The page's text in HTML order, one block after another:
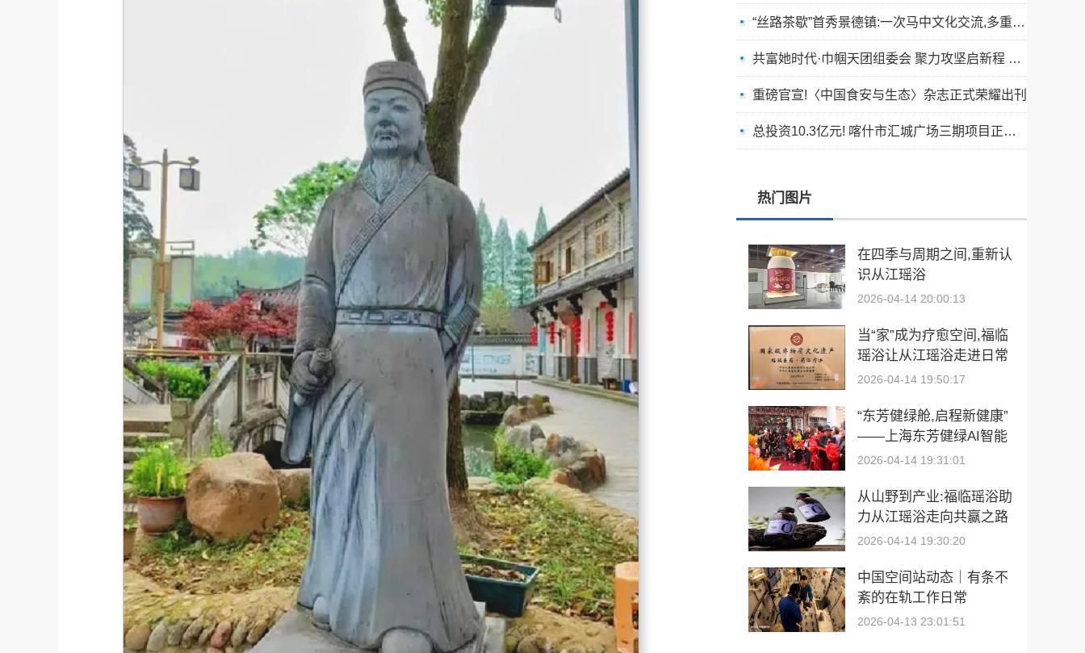
共富她时代·巾帼天团组委会 聚力攻坚启新程 星火燎原耀全国
重磅官宣!〈中国食安与生态〉杂志正式荣耀出刊
总投资10.3亿元! 喀什市汇城广场三期项目正式开工
“丝路茶歇”架起友谊桥:马耳他马尔萨斯卡拉市友城代表团访问景德镇
张雪峰事件和慢病逆转抗衰运动健康
從“建國方略”到“十五五”的偉大跨越 獻給孫中山誕辰160周年暨鄭麗文訪陸
热门图片
在四季与周期之间,重新认
识从江瑶浴
2026-04-14 20:00:13
当“家”成为疗愈空间,福临
瑶浴让从江瑶浴走进日常
生活
2026-04-14 19:50:17
“东芳健绿舱,启程新健康”
——上海东芳健绿AI智能
养身舱品牌发布会圆满成
2026-04-14 19:31:01
从山野到产业:福临瑶浴助
力从江瑶浴走向共赢之路
2026-04-14 19:30:20
中国空间站动态｜有条不
紊的在轨工作日常
2026-04-13 23:01:51